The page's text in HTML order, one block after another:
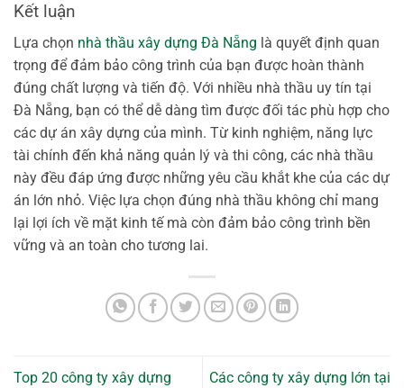
Kết luận
Lựa chọn nhà thầu xây dựng Đà Nẵng là quyết định quan
trọng để đảm bảo công trình của bạn được hoàn thành
đúng chất lượng và tiến độ. Với nhiều nhà thầu uy tín tại
Đà Nẵng, bạn có thể dễ dàng tìm được đối tác phù hợp cho
các dự án xây dựng của mình. Từ kinh nghiệm, năng lực
tài chính đến khả năng quản lý và thi công, các nhà thầu
này đều đáp ứng được những yêu cầu khắt khe của các dự
án lớn nhỏ. Việc lựa chọn đúng nhà thầu không chỉ mang
lại lợi ích về mặt kinh tế mà còn đảm bảo công trình bền
vững và an toàn cho tương lai.
Top 20 công ty xây dựng
Các công ty xây dựng lớn tại